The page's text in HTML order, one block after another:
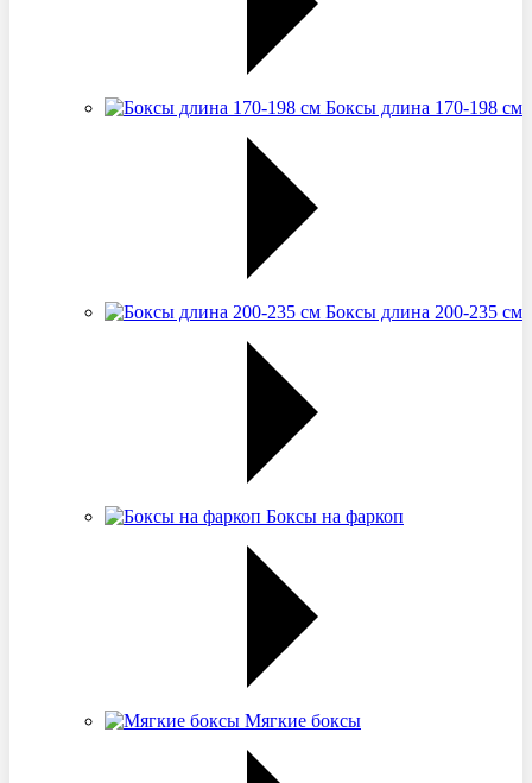
Боксы длина 170-198 см
Боксы длина 200-235 см
Боксы на фаркоп
Мягкие боксы